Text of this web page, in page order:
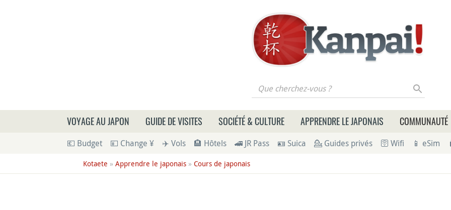
Que cherchez-vous ?
VOYAGE AU JAPON GUIDE DE VISITES SOCIÉTÉ & CULTURE APPRENDRE LE JAPONAIS COMMUNAUTÉ
💶 Budget 💴 Change ¥ ✈️ Vols 🏨 Hôtels 🚄 JR Pass 🪪 Suica 💁 Guides privés 🛜 Wifi 📱 eSim
Kotaete » Apprendre le japonais» Cours de japonais